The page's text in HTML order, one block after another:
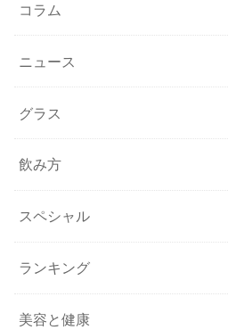
コラム
ニュース
グラス
飲み方
スペシャル
ランキング
美容と健康